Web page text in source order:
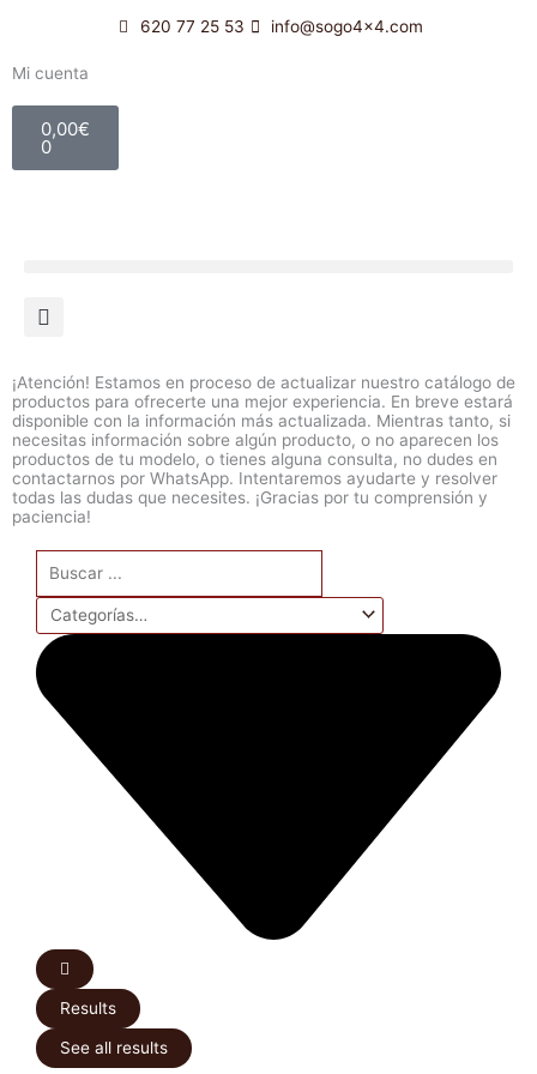
contenido
620 77 25 53 info@sogo4x4.com
Mi cuenta
0,00€
0
Carrito
¡Atención! Estamos en proceso de actualizar nuestro catálogo de
productos para ofrecerte una mejor experiencia. En breve estará
disponible con la información más actualizada. Mientras tanto, si
necesitas información sobre algún producto, o no aparecen los
productos de tu modelo, o tienes alguna consulta, no dudes en
contactarnos por WhatsApp. Intentaremos ayudarte y resolver
todas las dudas que necesites. ¡Gracias por tu comprensión y
paciencia!
Search
...
Results
See all results